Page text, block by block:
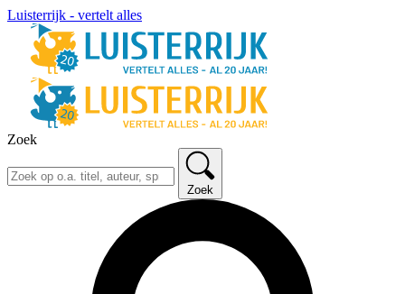
Luisterrijk - vertelt alles
Zoek
Zoek